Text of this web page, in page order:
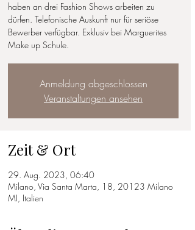
haben an drei Fashion Shows arbeiten zu
dürfen. Telefonische Auskunft nur für seriöse
Bewerber verfügbar. Exklusiv bei Marguerites
Make up Schule.
Anmeldung abgeschlossen
Veranstaltungen ansehen
Zeit & Ort
29. Aug. 2023, 06:40
Milano, Via Santa Marta, 18, 20123 Milano
MI, Italien